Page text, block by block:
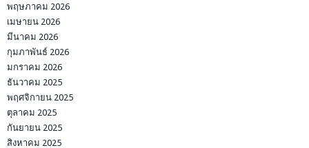
พฤษภาคม 2026
เมษายน 2026
มีนาคม 2026
กุมภาพันธ์ 2026
มกราคม 2026
ธันวาคม 2025
พฤศจิกายน 2025
ตุลาคม 2025
กันยายน 2025
สิงหาคม 2025